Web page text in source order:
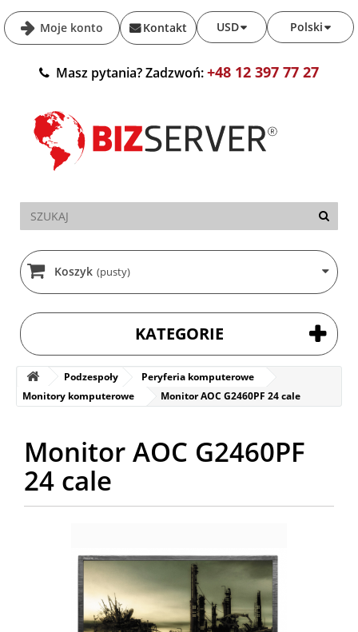
Moje konto Polski
USD
Kontakt
Masz pytania? Zadzwoń:+48 12 397 77 27
Koszyk (pusty)
KATEGORIE
Podzespoły
Peryferia komputerowe
Monitory komputerowe
Monitor AOC G2460PF 24 cale
Monitor AOC G2460PF
24 cale